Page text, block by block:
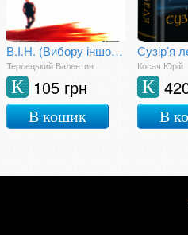
В.І.Н. (Вибору іншого немає)
Терлецький Валентин
105 грн
К
В кошик
Сузір’я
Косач Юрій
К
В